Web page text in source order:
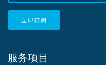
立即订阅
服务项目